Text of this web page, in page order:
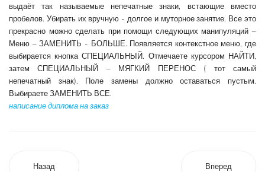
выдаёт так называемые непечатные знаки, встающие вместо
пробелов. Убирать их вручную - долгое и муторное занятие. Все это
прекрасно можно сделать при помощи следующих манипуляций –
Меню – ЗАМЕНИТЬ - БОЛЬШЕ. Появляется контекстное меню, где
выбирается кнопка СПЕЦИАЛЬНЫЙ. Отмечаете курсором НАЙТИ,
затем СПЕЦИАЛЬНЫЙ – МЯГКИЙ ПЕРЕНОС ( тот самый
непечатный знак). Поле замены должно оставаться пустым.
Выбираете ЗАМЕНИТЬ ВСЕ.
написание диплома на заказ
Назад Вперед